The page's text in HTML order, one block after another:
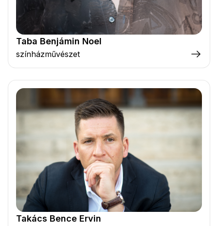
Taba Benjámin Noel
színházművészet
Takács Bence Ervin